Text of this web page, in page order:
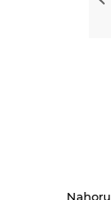
Nahoru